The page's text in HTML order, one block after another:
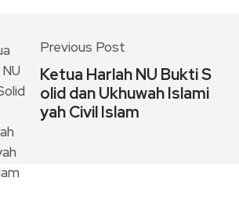
Previous Post
Ketua Harlah NU Bukti S
olid dan Ukhuwah Islami
yah Civil Islam